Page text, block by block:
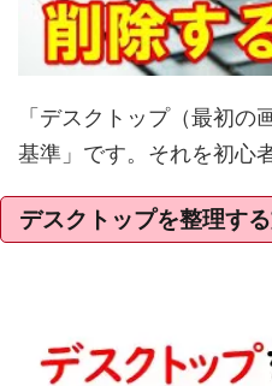
「デスクトップ（最初の
基準」です。それを初心
デスクトップを整理す